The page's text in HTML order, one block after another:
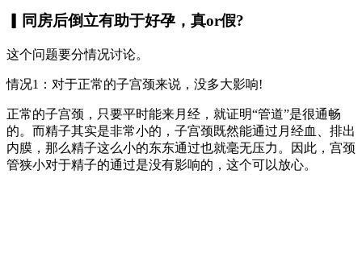
▎同房后倒立有助于好孕，真or假?
这个问题要分情况讨论。
情况1：对于正常的子宫颈来说，没多大影响!
正常的子宫颈，只要平时能来月经，就证明“管道”是很通畅
的。而精子其实是非常小的，子宫颈既然能通过月经血、排出
内膜，那么精子这么小的东东通过也就毫无压力。因此，宫颈
管狭小对于精子的通过是没有影响的，这个可以放心。